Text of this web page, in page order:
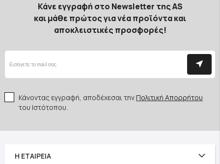
Κάνε εγγραφή στο Newsletter της AS
και μάθε πρώτος για νέα προϊόντα και
αποκλειστικές προσφορές!
Κάνοντας εγγραφή, αποδέχεσαι τηνΠολιτική Απορρήτου
του Ιστότοπου.
Η ΕΤΑΙΡΕΊΑ